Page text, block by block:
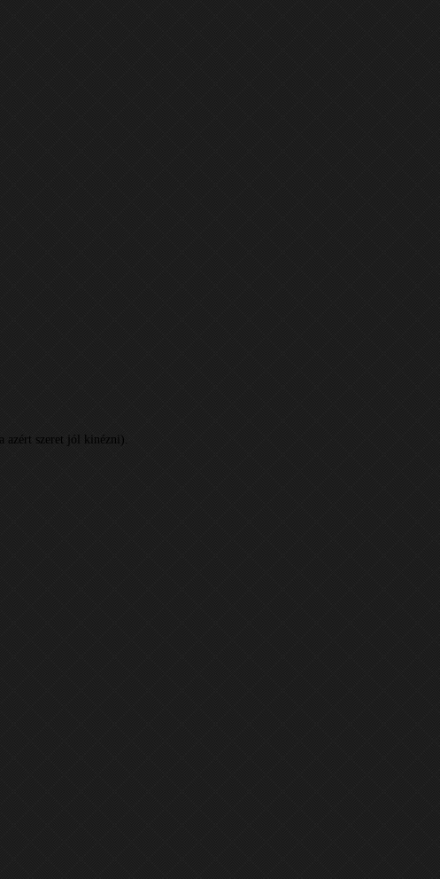
azért szeret jól kinézni).